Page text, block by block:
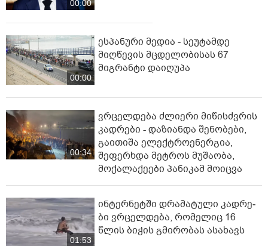
00:00
00:00
ესპანური მედია - სეუტამდე
მიღწევის მცდელობისას 67
მიგრანტი დაიღუპა
00:34
ვრცელდება ძლიერი მიწისძვრის
კადრები - დაზიანდა შენობები,
გაითიშა ელექტროენერგია,
შეფერხდა მეტროს მუშაობა,
მოქალაქეები პანიკამ მოიცვა
01:53
ინ­ტერ­ნეტ­ში დრა­მა­ტუ­ლი კად­რე­
ბი ვრცელდება, რომელიც 16
წლის ბიჭის გმირობას ასახავს